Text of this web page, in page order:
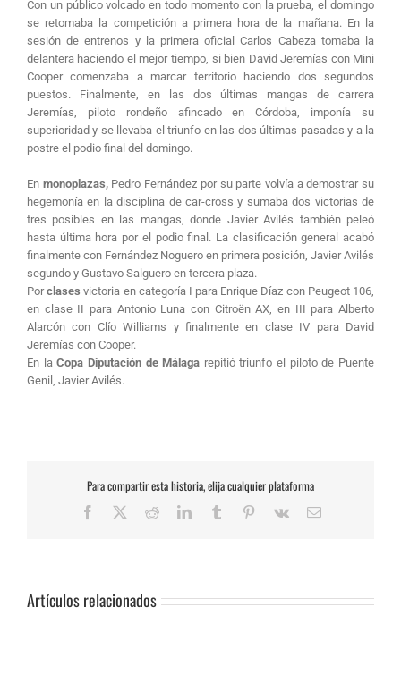
Con un público volcado en todo momento con la prueba, el domingo
se retomaba la competición a primera hora de la mañana. En la
sesión de entrenos y la primera oficial Carlos Cabeza tomaba la
delantera haciendo el mejor tiempo, si bien David Jeremías con Mini
Cooper comenzaba a marcar territorio haciendo dos segundos
puestos. Finalmente, en las dos últimas mangas de carrera
Jeremías, piloto rondeño afincado en Córdoba, imponía su
superioridad y se llevaba el triunfo en las dos últimas pasadas y a la
postre el podio final del domingo.
En monoplazas,Pedro Fernández por su parte volvía a demostrar su
hegemonía en la disciplina de car-cross y sumaba dos victorias de
tres posibles en las mangas, donde Javier Avilés también peleó
hasta última hora por el podio final. La clasificación general acabó
finalmente con Fernández Noguero en primera posición, Javier Avilés
segundo y Gustavo Salguero en tercera plaza.
Porclasesvictoria en categoría I para Enrique Díaz con Peugeot 106,
en clase II para Antonio Luna con Citroën AX, en III para Alberto
Alarcón con Clío Williams y finalmente en clase IV para David
Jeremías con Cooper.
En laCopa Diputación de Málaga repitió triunfo el piloto de Puente
Genil, Javier Avilés.
Para compartir esta historia, elija cualquier plataforma
Facebook RedditLinkedInTumblr Pinterest
Vk
Correo
Artículos relacionados